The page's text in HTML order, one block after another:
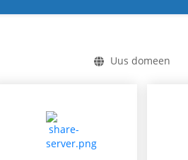
Uus domeen